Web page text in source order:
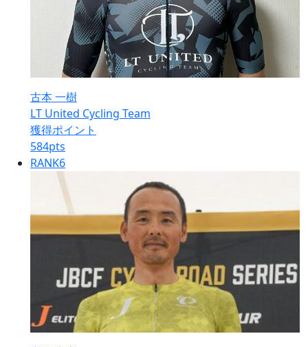
古本 一樹
LT United Cycling Team
獲得ポイント
584pts
RANK6